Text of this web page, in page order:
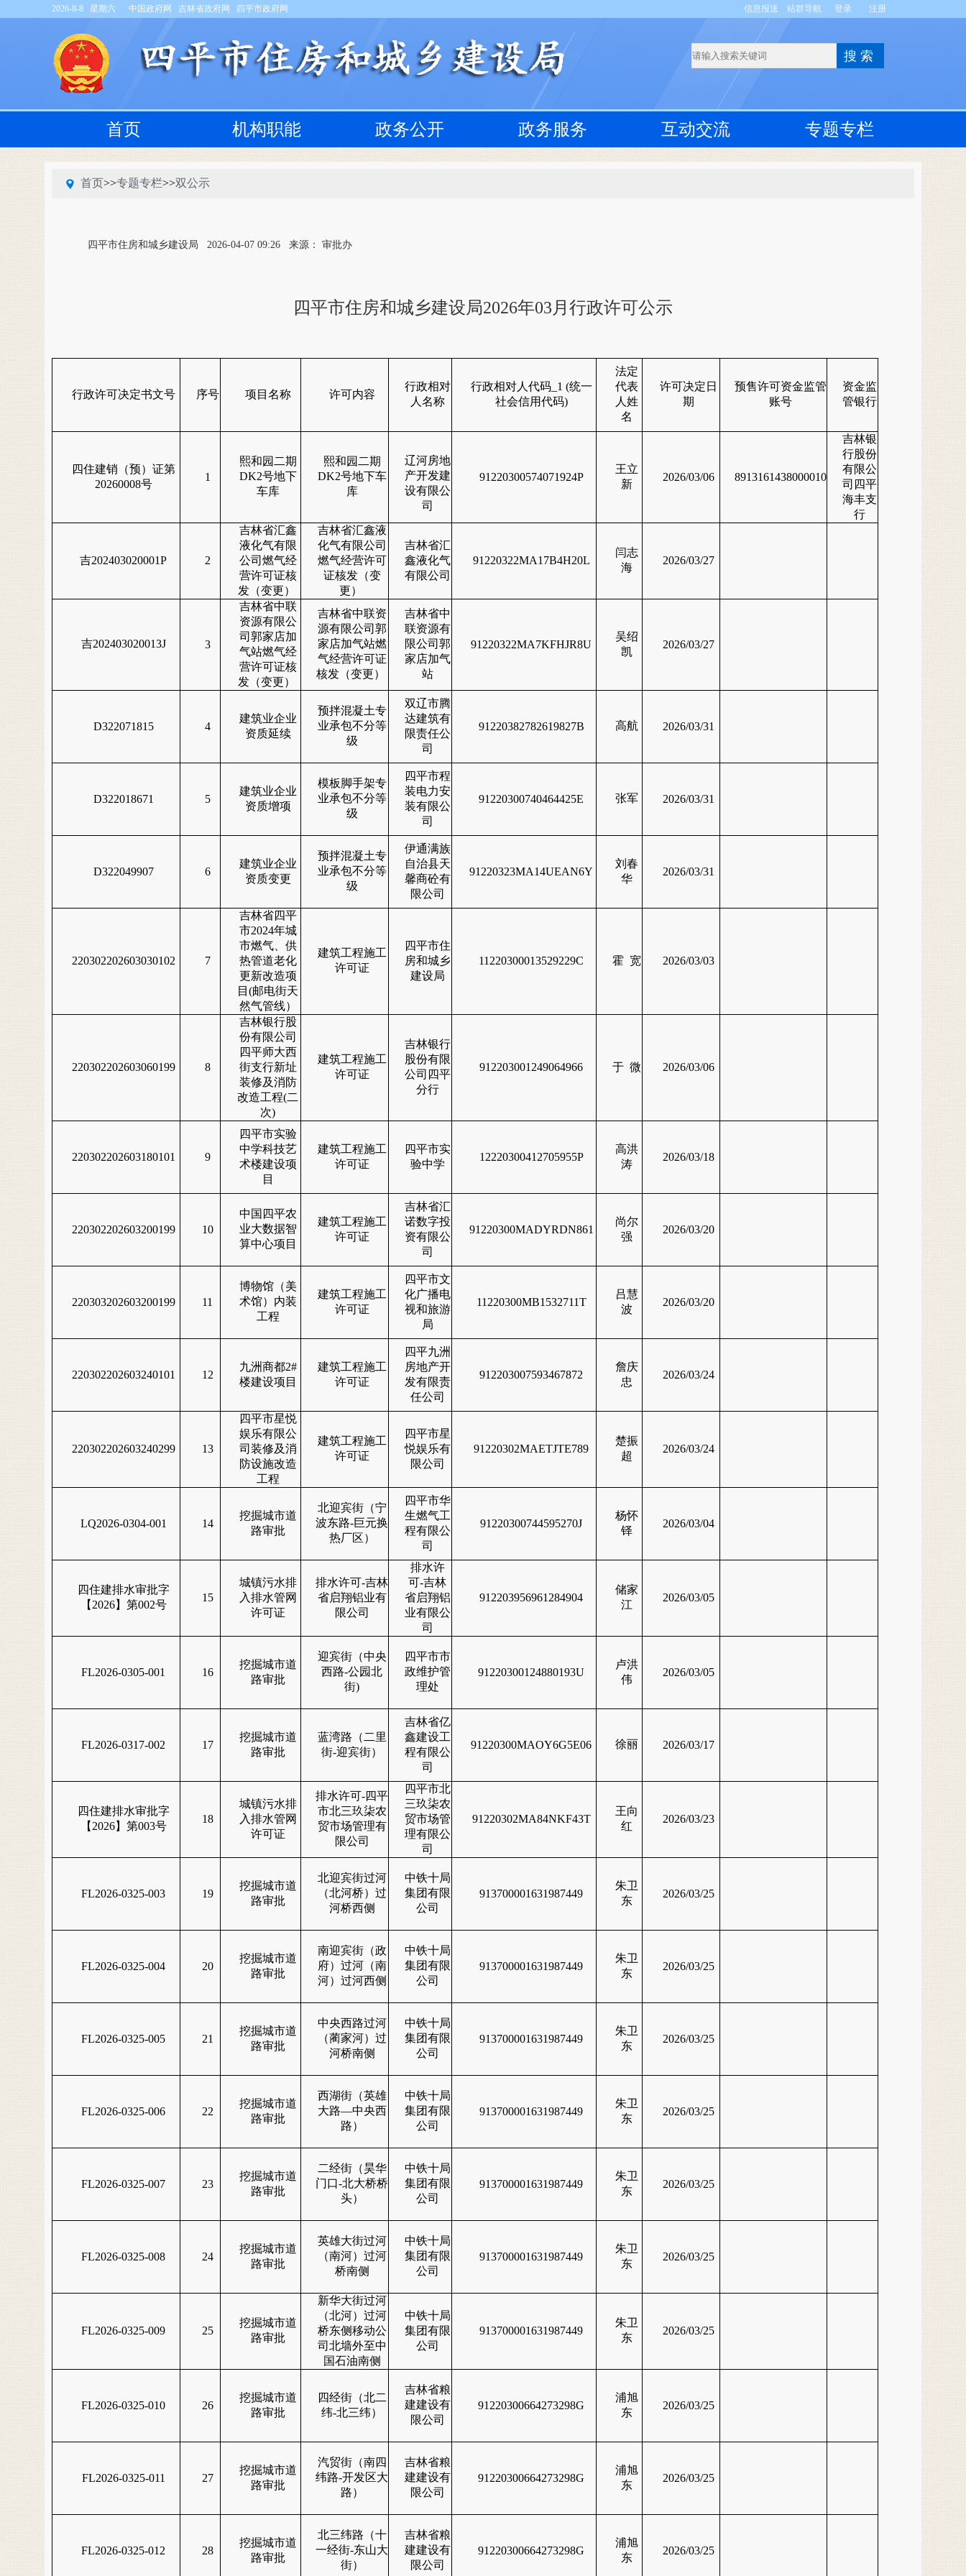
2026-8-8 星期六 中国政府网 吉林省政府网 四平市政府网 信息报送 站群导航 登录 注册
首页 机构职能 政务公开 政务服务 互动交流 专题专栏
首页>>专题专栏>>双公示
四平市住房和城乡建设局 2026-04-07 09:26 来源： 审批办
四平市住房和城乡建设局2026年03月行政许可公示
行政许可决定书文号 序号 项目名称 许可内容
行政相对
人名称
行政相对人代码_1 (统一
社会信用代码)
法定
代表
人姓
名
许可决定日
期
预售许可资金监管
账号
资金监
管银行
四住建销（预）证第
20260008号
1
熙和园二期
DK2号地下
车库
熙和园二期
DK2号地下车
库
辽河房地
产开发建
设有限公
司
91220300574071924P
王立
新
2026/03/06 8913161438000010
吉林银
行股份
有限公
司四平
海丰支
行
吉202403020001P 2
吉林省汇鑫
液化气有限
公司燃气经
营许可证核
发（变更）
吉林省汇鑫液
化气有限公司
燃气经营许可
证核发（变
更）
吉林省汇
鑫液化气
有限公司
91220322MA17B4H20L
闫志
海
2026/03/27
吉202403020013J 3
吉林省中联
资源有限公
司郭家店加
气站燃气经
营许可证核
发（变更）
吉林省中联资
源有限公司郭
家店加气站燃
气经营许可证
核发（变更）
吉林省中
联资源有
限公司郭
家店加气
站
91220322MA7KFHJR8U
吴绍
凯
2026/03/27
D322071815 4
建筑业企业
资质延续
预拌混凝土专
业承包不分等
级
双辽市腾
达建筑有
限责任公
司
91220382782619827B 高航 2026/03/31
D322018671 5
建筑业企业
资质增项
模板脚手架专
业承包不分等
级
四平市程
装电力安
装有限公
司
91220300740464425E 张军 2026/03/31
D322049907 6
建筑业企业
资质变更
预拌混凝土专
业承包不分等
级
伊通满族
自治县天
馨商砼有
限公司
91220323MA14UEAN6Y
刘春
华
2026/03/31
220302202603030102 7
吉林省四平
市2024年城
市燃气、供
热管道老化
更新改造项
目(邮电街天
然气管线）
建筑工程施工
许可证
四平市住
房和城乡
建设局
11220300013529229C 霍 宽 2026/03/03
220302202603060199 8
吉林银行股
份有限公司
四平师大西
街支行新址
装修及消防
改造工程(二
次)
建筑工程施工
许可证
吉林银行
股份有限
公司四平
分行
912203001249064966 于 微 2026/03/06
220302202603180101 9
四平市实验
中学科技艺
术楼建设项
目
建筑工程施工
许可证
四平市实
验中学
12220300412705955P
高洪
涛
2026/03/18
220302202603200199 10
中国四平农
业大数据智
算中心项目
建筑工程施工
许可证
吉林省汇
诺数字投
资有限公
司
91220300MADYRDN861
尚尔
强
2026/03/20
220303202603200199 11
博物馆（美
术馆）内装
工程
建筑工程施工
许可证
四平市文
化广播电
视和旅游
局
11220300MB1532711T
吕慧
波
2026/03/20
220302202603240101 12
九洲商都2#
楼建设项目
建筑工程施工
许可证
四平九洲
房地产开
发有限责
任公司
912203007593467872
詹庆
忠
2026/03/24
220302202603240299 13
四平市星悦
娱乐有限公
司装修及消
防设施改造
工程
建筑工程施工
许可证
四平市星
悦娱乐有
限公司
91220302MAETJTE789
楚振
超
2026/03/24
LQ2026-0304-001 14
挖掘城市道
路审批
北迎宾街（宁
波东路-巨元换
热厂区）
四平市华
生燃气工
程有限公
司
91220300744595270J
杨怀
铎
2026/03/04
四住建排水审批字
【2026】第002号
15
城镇污水排
入排水管网
许可证
排水许可-吉林
省启翔铝业有
限公司
排水许
可-吉林
省启翔铝
业有限公
司
912203956961284904
储家
江
2026/03/05
FL2026-0305-001 16
挖掘城市道
路审批
迎宾街（中央
西路-公园北
街)
四平市市
政维护管
理处
91220300124880193U
卢洪
伟
2026/03/05
FL2026-0317-002 17
挖掘城市道
路审批
蓝湾路（二里
街-迎宾街）
吉林省亿
鑫建设工
程有限公
司
91220300MAOY6G5E06 徐丽 2026/03/17
四住建排水审批字
【2026】第003号
18
城镇污水排
入排水管网
许可证
排水许可-四平
市北三玖柒农
贸市场管理有
限公司
四平市北
三玖柒农
贸市场管
理有限公
司
91220302MA84NKF43T
王向
红
2026/03/23
FL2026-0325-003 19
挖掘城市道
路审批
北迎宾街过河
（北河桥）过
河桥西侧
中铁十局
集团有限
公司
913700001631987449
朱卫
东
2026/03/25
FL2026-0325-004 20
挖掘城市道
路审批
南迎宾街（政
府）过河（南
河）过河西侧
中铁十局
集团有限
公司
913700001631987449
朱卫
东
2026/03/25
FL2026-0325-005 21
挖掘城市道
路审批
中央西路过河
（蔺家河）过
河桥南侧
中铁十局
集团有限
公司
913700001631987449
朱卫
东
2026/03/25
FL2026-0325-006 22
挖掘城市道
路审批
西湖街（英雄
大路—中央西
路）
中铁十局
集团有限
公司
913700001631987449
朱卫
东
2026/03/25
FL2026-0325-007 23
挖掘城市道
路审批
二经街（昊华
门口-北大桥桥
头）
中铁十局
集团有限
公司
913700001631987449
朱卫
东
2026/03/25
FL2026-0325-008 24
挖掘城市道
路审批
英雄大街过河
（南河）过河
桥南侧
中铁十局
集团有限
公司
913700001631987449
朱卫
东
2026/03/25
FL2026-0325-009 25
挖掘城市道
路审批
新华大街过河
（北河）过河
桥东侧移动公
司北墙外至中
国石油南侧
中铁十局
集团有限
公司
913700001631987449
朱卫
东
2026/03/25
FL2026-0325-010 26
挖掘城市道
路审批
四经街（北二
纬-北三纬）
吉林省粮
建建设有
限公司
91220300664273298G
浦旭
东
2026/03/25
FL2026-0325-011 27
挖掘城市道
路审批
汽贸街（南四
纬路-开发区大
路）
吉林省粮
建建设有
限公司
91220300664273298G
浦旭
东
2026/03/25
FL2026-0325-012 28
挖掘城市道
路审批
北三纬路（十
一经街-东山大
街）
吉林省粮
建建设有
限公司
91220300664273298G
浦旭
东
2026/03/25